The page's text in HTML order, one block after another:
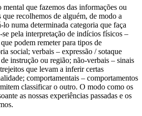
mental que fazemos das informações ou
recolhemos de alguém, de modo a
numa determinada categoria que faça
pela interpretação de indícios físicos –
podem remeter para tipos de
social; verbais – expressão / sotaque
instrução ou região; não-verbais – sinais
que levam a inferir certas
comportamentais – comportamentos
classificar o outro. O modo como os
as nossas experiências passadas e os